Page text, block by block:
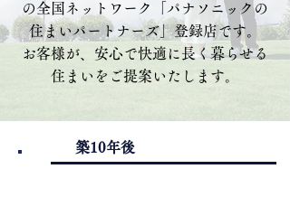
の全国ネットワーク「パナソニックの
住まいパートナーズ」登録店です。
お客様が、安心で快適に長く暮らせる
住まいをご提案いたします。
​築10年後